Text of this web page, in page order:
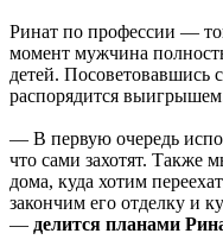
Ринат по профессии —
момент мужчина
детей. Посоветовавшись
распорядится
— В первую очередь
что сами захотят. Также
дома, куда хотим
закончим его отделку и
— делится планами